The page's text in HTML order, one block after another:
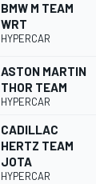
BMW M TEAM
WRT
HYPERCAR
ASTON MARTIN
THOR TEAM
HYPERCAR
CADILLAC
HERTZ TEAM
JOTA
HYPERCAR